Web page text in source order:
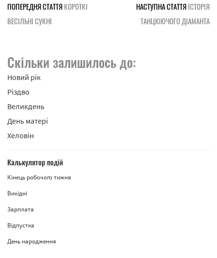
ПОПЕРЕДНЯ СТАТТЯКОРОТКІ
ВЕСІЛЬНІ СУКНІ
НАСТУПНА СТАТТЯІСТОРІЯ
ТАНЦЮЮЧОГО ДІАМАНТА
Скільки залишилось до:
Новий рік
Різдво
Великдень
День матері
Хеловін
Калькулятор подій
Кінець робочого тижня
Вихідні
Зарплата
Відпустка
День народження